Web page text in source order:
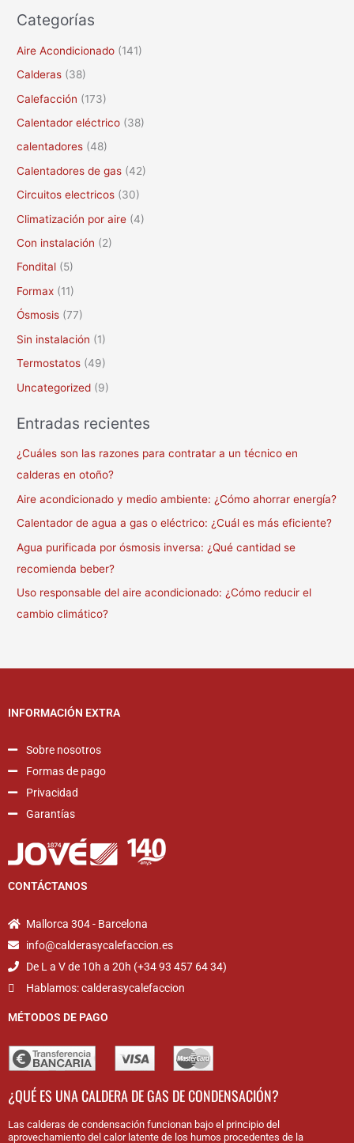
s
o
r
:
Categorías
Aire Acondicionado (141)
Calderas (38)
Calefacción (173)
Calentador eléctrico (38)
calentadores (48)
Calentadores de gas (42)
Circuitos electricos (30)
Climatización por aire (4)
Con instalación (2)
Fondital (5)
Formax (11)
Ósmosis (77)
Sin instalación (1)
Termostatos (49)
Uncategorized (9)
Entradas recientes
¿Cuáles son las razones para contratar a un técnico en
calderas en otoño?
Aire acondicionado y medio ambiente: ¿Cómo ahorrar energía?
Calentador de agua a gas o eléctrico: ¿Cuál es más eficiente?
Agua purificada por ósmosis inversa: ¿Qué cantidad se
recomienda beber?
Uso responsable del aire acondicionado: ¿Cómo reducir el
cambio climático?
INFORMACIÓN EXTRA
Sobre nosotros
Formas de pago
Privacidad
Garantías
CONTÁCTANOS
Mallorca 304 - Barcelona
info@calderasycalefaccion.es
De L a V de 10h a 20h (+34 93 457 64 34)
Hablamos: calderasycalefaccion
MÉTODOS DE PAGO
¿QUÉ ES UNA CALDERA DE GAS DE CONDENSACIÓN?
Las calderas de condensación funcionan bajo el principio del
aprovechamiento del calor latente de los humos procedentes de la